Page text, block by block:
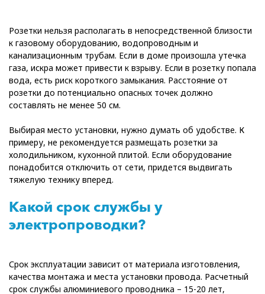
Розетки нельзя располагать в непосредственной близости
к газовому оборудованию, водопроводным и
канализационным трубам. Если в доме произошла утечка
газа, искра может привести к взрыву. Если в розетку попала
вода, есть риск короткого замыкания. Расстояние от
розетки до потенциально опасных точек должно
составлять не менее 50 см.
Выбирая место установки, нужно думать об удобстве. К
примеру, не рекомендуется размещать розетки за
холодильником, кухонной плитой. Если оборудование
понадобится отключить от сети, придется выдвигать
тяжелую технику вперед.
Какой срок службы у
электропроводки?
Срок эксплуатации зависит от материала изготовления,
качества монтажа и места установки провода. Расчетный
срок службы алюминиевого проводника – 15-20 лет,